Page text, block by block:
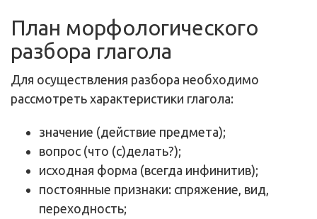
План морфологического
разбора глагола
Для осуществления разбора необходимо
рассмотреть характеристики глагола:
значение (действие предмета);
вопрос (что (с)делать?);
исходная форма (всегда инфинитив);
постоянные признаки: спряжение, вид,
переходность;